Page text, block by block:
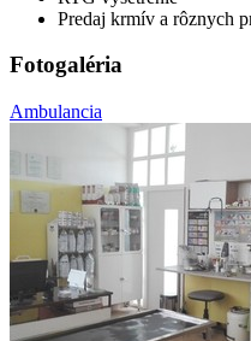
Predaj krmív a rôznych
Fotogaléria
Ambulancia